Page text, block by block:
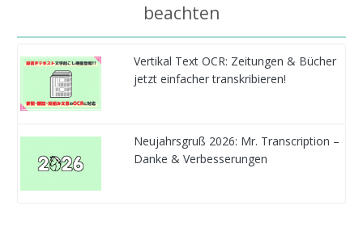
beachten
Vertikal Text OCR: Zeitungen & Bücher
jetzt einfacher transkribieren!
Neujahrsgruß 2026: Mr. Transcription –
Danke & Verbesserungen